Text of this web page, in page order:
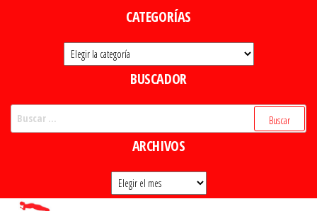
CATEGORÍAS
Categorías
BUSCADOR
ARCHIVOS
Archivos